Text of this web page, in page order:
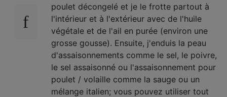
poulet décongelé et je le frotte partout à
l'intérieur et à l'extérieur avec de l'huile
végétale et de l'ail en purée (environ une
grosse gousse). Ensuite, j'enduis la peau
d'assaisonnements comme le sel, le poivre,
le sel assaisonné ou l'assaisonnement pour
poulet / volaille comme la sauge ou un
mélange italien; vous pouvez utiliser tout